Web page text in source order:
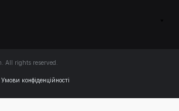
rights reserved.
Умови конфіденційності